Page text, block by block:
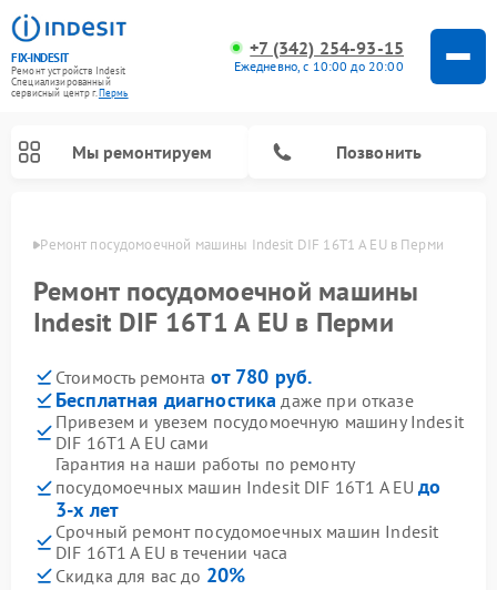
FIX-INDESIT
Ремонт устройств Indesit
Специализированный
cервисный центр г.Пермь
+7 (342) 254-93-15
Ежедневно, с 10:00 до 20:00
Мы ремонтируем Позвонить
Ремонт посудомоечной машины Indesit DIF 16T1 A EU в Перми
Ремонт посудомоечной машины
Indesit DIF 16T1 A EU в Перми
Стоимость ремонта от 780 руб.
Бесплатная диагностика даже при отказе
Привезем и увезем посудомоечную машину Indesit
DIF 16T1 A EU сами
Гарантия на наши работы по ремонту
посудомоечных машин Indesit DIF 16T1 A EUдо
3-х лет
Срочный ремонт посудомоечных машин Indesit
DIF 16T1 A EU в течении часа
Скидка для вас до 20%